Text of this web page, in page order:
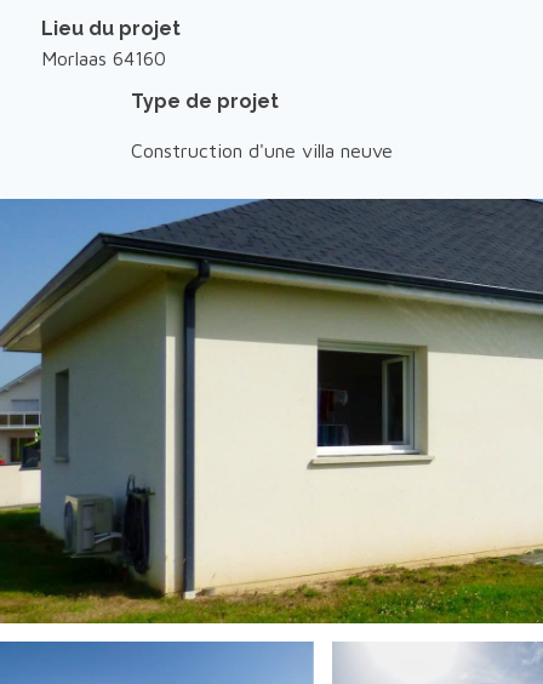
Lieu du projet
Morlaas 64160
Type de projet
Construction d'une villa neuve